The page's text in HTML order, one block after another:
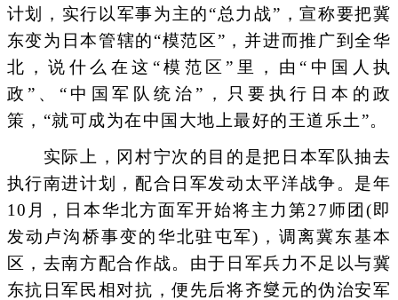
计划，实行以军事为主的“总力战”，宣称要把冀
东变为日本管辖的“模范区”，并进而推广到全华
北，说什么在这“模范区”里，由“中国人执
政”、“中国军队统治”，只要执行日本的政
策，“就可成为在中国大地上最好的王道乐土”。
实际上，冈村宁次的目的是把日本军队抽去
执行南进计划，配合日军发动太平洋战争。是年
10月，日本华北方面军开始将主力第27师团(即
发动卢沟桥事变的华北驻屯军)，调离冀东基本
区，去南方配合作战。由于日军兵力不足以与冀
东抗日军民相对抗，便先后将齐燮元的伪治安军